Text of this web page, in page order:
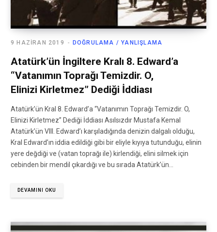
DOĞRULAMA / YANLIŞLAMA
9 HAZIRAN 2019
Atatürk’ün İngiltere Kralı 8. Edward’a
“Vatanımın Toprağı Temizdir. O,
Elinizi Kirletmez” Dediği İddiası
Atatürk’ün Kral 8. Edward’a “Vatanımın Toprağı Temizdir. O,
Elinizi Kirletmez” Dediği İddiası Asılsızdır Mustafa Kemal
Atatürk’ün VIII. Edward’ı karşıladığında denizin dalgalı olduğu,
Kral Edward’ın iddia edildiği gibi bir eliyle kıyıya tutunduğu, elinin
yere değdiği ve (vatan toprağı ile) kirlendiği, elini silmek için
cebinden bir mendil çıkardığı ve bu sırada Atatürk’ün…
DEVAMINI OKU